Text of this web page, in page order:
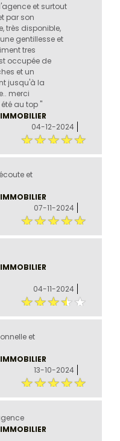
et surtout
par son
très disponible,
gentillesse et
tres
occupée de
et un
jusqu'à la
merci
au top ''
04-12-2024
et
07-11-2024
04-11-2024
et
13-10-2024